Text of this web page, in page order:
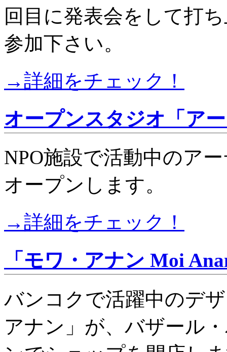
回目に発表会をして打
参加下さい。
→詳細をチェック！
オープンスタジオ「ア
NPO施設で活動中のア
オープンします。
→詳細をチェック！
「モワ・アナン Moi
バンコクで活躍中のデ
アナン」が、バザール